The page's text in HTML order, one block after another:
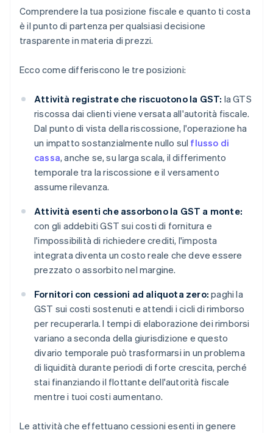
Comprendere la tua posizione fiscale e quanto ti costa
è il punto di partenza per qualsiasi decisione
trasparente in materia di prezzi.
Ecco come differiscono le tre posizioni:
Attività registrate che riscuotono la GST: la GTS
riscossa dai clienti viene versata all'autorità fiscale.
Dal punto di vista della riscossione, l'operazione ha
un impatto sostanzialmente nullo sul flusso di
cassa, anche se, su larga scala, il differimento
temporale tra la riscossione e il versamento
assume rilevanza.
Attività esenti che assorbono la GST a monte:
con gli addebiti GST sui costi di fornitura e
l'impossibilità di richiedere crediti, l'imposta
integrata diventa un costo reale che deve essere
prezzato o assorbito nel margine.
Fornitori con cessioni ad aliquota zero: paghi la
GST sui costi sostenuti e attendi i cicli di rimborso
per recuperarla. I tempi di elaborazione dei rimborsi
variano a seconda della giurisdizione e questo
divario temporale può trasformarsi in un problema
di liquidità durante periodi di forte crescita, perché
stai finanziando il flottante dell'autorità fiscale
mentre i tuoi costi aumentano.
Le attività che effettuano cessioni esenti in genere